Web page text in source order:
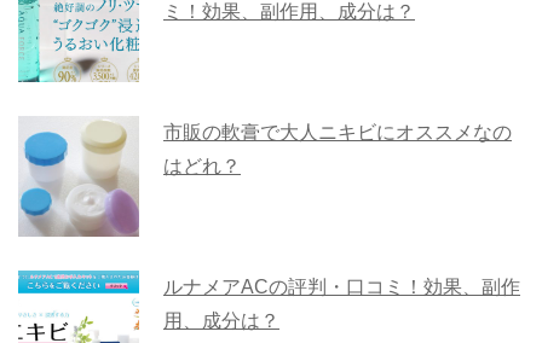
ミ！効果、副作用、成分は？
市販の軟膏で大人ニキビにオススメなの
はどれ？
ルナメアACの評判・口コミ！効果、副作
用、成分は？